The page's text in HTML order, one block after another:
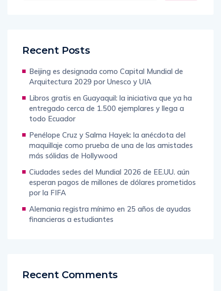
Recent Posts
Beijing es designada como Capital Mundial de
Arquitectura 2029 por Unesco y UIA
Libros gratis en Guayaquil: la iniciativa que ya ha
entregado cerca de 1.500 ejemplares y llega a
todo Ecuador
Penélope Cruz y Salma Hayek: la anécdota del
maquillaje como prueba de una de las amistades
más sólidas de Hollywood
Ciudades sedes del Mundial 2026 de EE.UU. aún
esperan pagos de millones de dólares prometidos
por la FIFA
Alemania registra mínimo en 25 años de ayudas
financieras a estudiantes
Recent Comments